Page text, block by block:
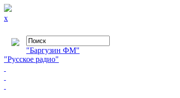
x
"Баргузин ФМ"
"Русское радио"